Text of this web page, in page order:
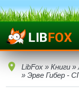
LibFox » Книги »
» Эрве Гибер -